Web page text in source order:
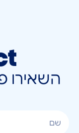
השאירו